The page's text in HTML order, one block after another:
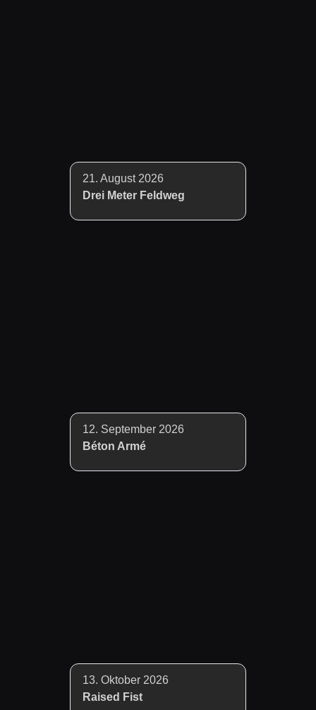
21. August 2026
Drei Meter Feldweg
12. September 2026
Béton Armé
13. Oktober 2026
Raised Fist